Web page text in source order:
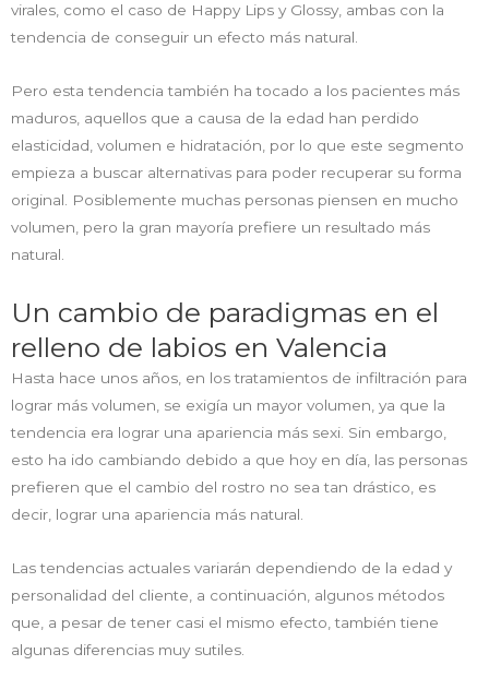
virales, como el caso de Happy Lips y Glossy, ambas con la
tendencia de conseguir un efecto más natural.
Pero esta tendencia también ha tocado a los pacientes más
maduros, aquellos que a causa de la edad han perdido
elasticidad, volumen e hidratación, por lo que este segmento
empieza a buscar alternativas para poder recuperar su forma
original. Posiblemente muchas personas piensen en mucho
volumen, pero la gran mayoría prefiere un resultado más
natural.
Un cambio de paradigmas en el
relleno de labios en Valencia
Hasta hace unos años, en los tratamientos de infiltración para
lograr más volumen, se exigía un mayor volumen, ya que la
tendencia era lograr una apariencia más sexi. Sin embargo,
esto ha ido cambiando debido a que hoy en día, las personas
prefieren que el cambio del rostro no sea tan drástico, es
decir, lograr una apariencia más natural.
Las tendencias actuales variarán dependiendo de la edad y
personalidad del cliente, a continuación, algunos métodos
que, a pesar de tener casi el mismo efecto, también tiene
algunas diferencias muy sutiles.